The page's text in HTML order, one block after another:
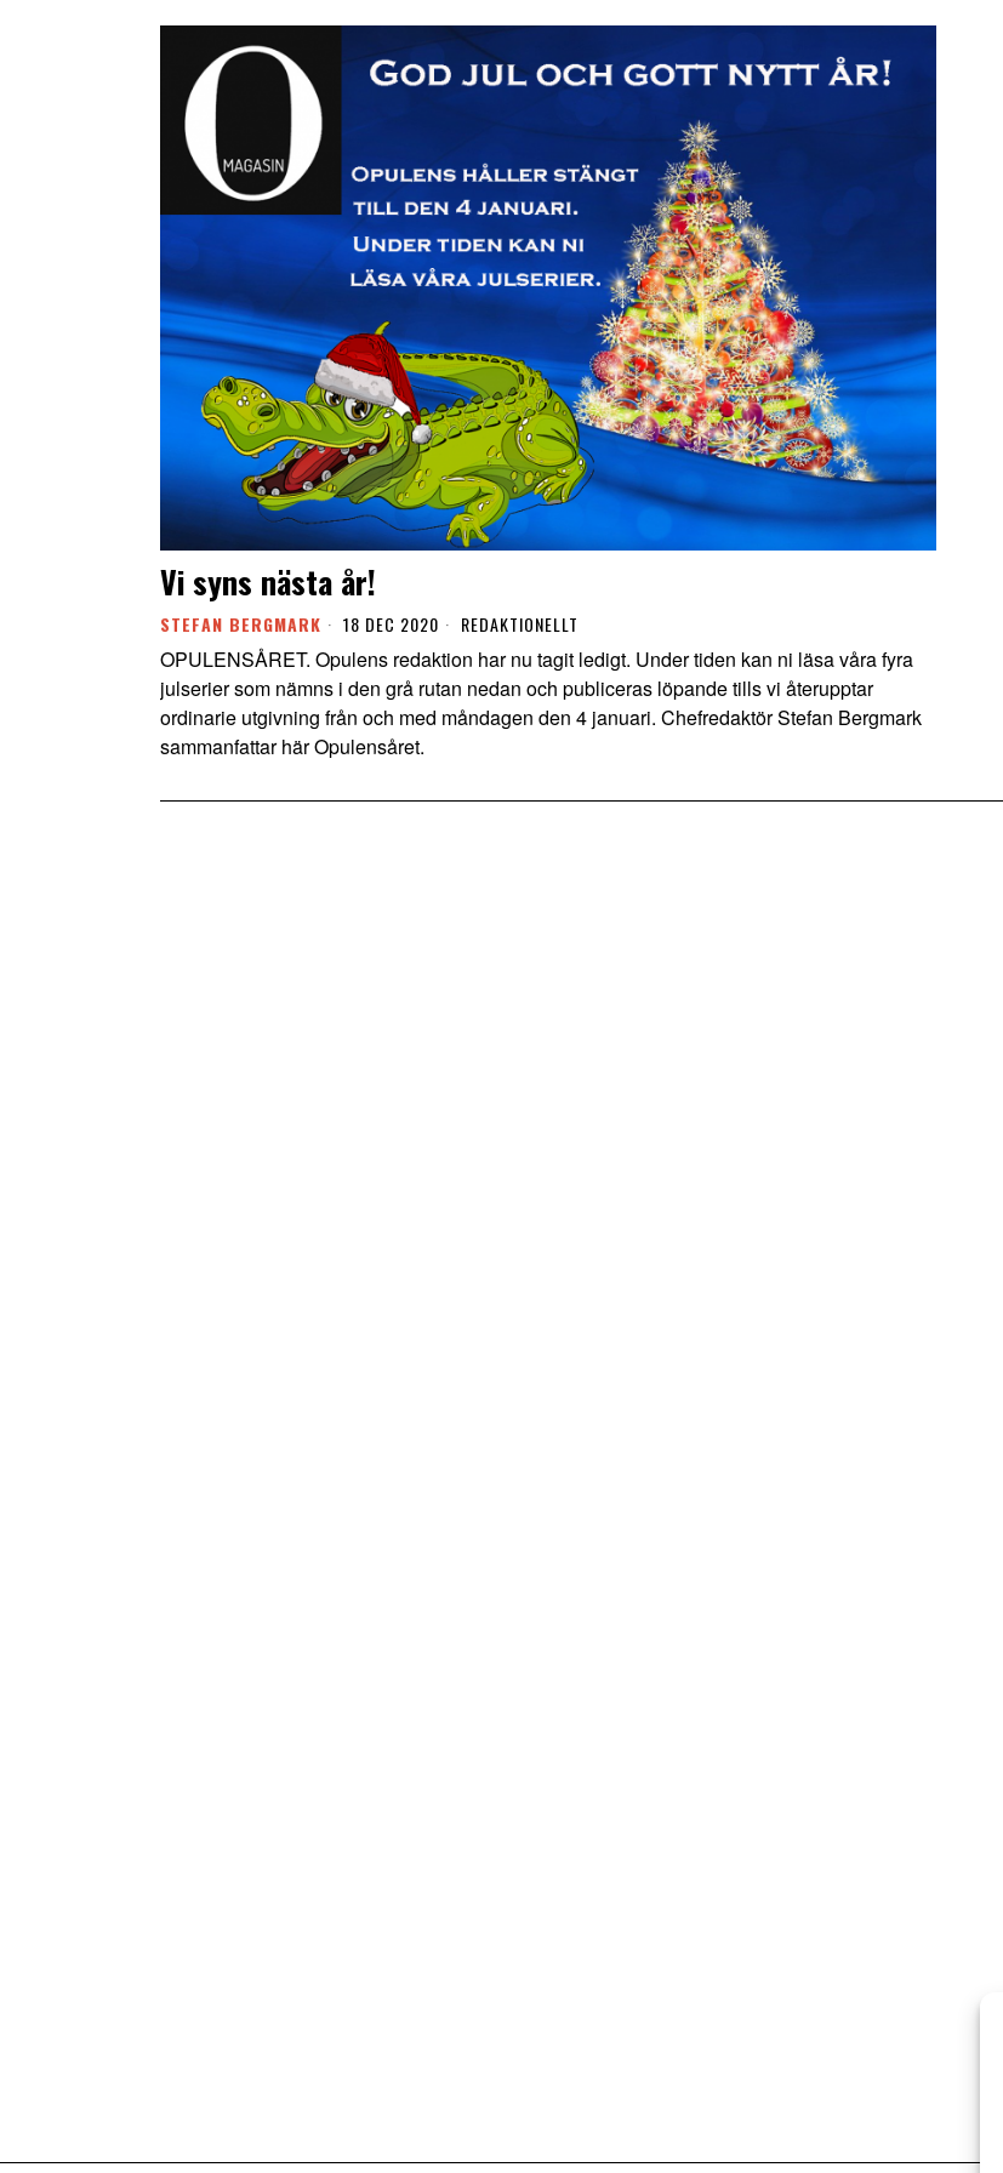
Vi syns nästa år!
STEFAN BERGMARK 18 DEC 2020 REDAKTIONELLT
OPULENSÅRET. Opulens redaktion har nu tagit ledigt. Under tiden kan ni läsa våra fyra
julserier som nämns i den grå rutan nedan och publiceras löpande tills vi återupptar
ordinarie utgivning från och med måndagen den 4 januari. Chefredaktör Stefan Bergmark
sammanfattar här Opulensåret.